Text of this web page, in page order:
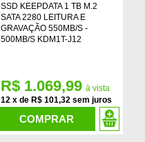
SSD KEEPDATA 1 TB M.2
SATA 2280 LEITURA E
GRAVAÇÃO 550MB/S -
500MB/S KDM1T-J12
12 x de R$ 101,32
R$ 1.069,99
COMPRAR